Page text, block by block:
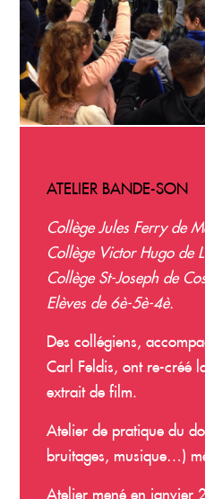
ATELIER BANDE-SON
Collège Jules Ferry de
Collège Victor Hugo de
Collège St-Joseph de
Elèves de 6è-5è-4è.
Des collégiens,
Carl Feldis, ont re-créé
extrait de film.
Atelier de pratique du
bruitages, musique…)
Atelier mené en janvier